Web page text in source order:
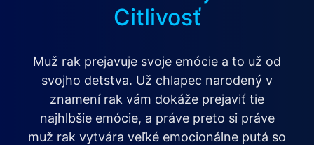
Citlivosť
Muž rak prejavuje svoje emócie a to už od
svojho detstva. Už chlapec narodený v
znamení rak vám dokáže prejaviť tie
najhlbšie emócie, a práve preto si práve
muž rak vytvára veľké emocionálne putá so